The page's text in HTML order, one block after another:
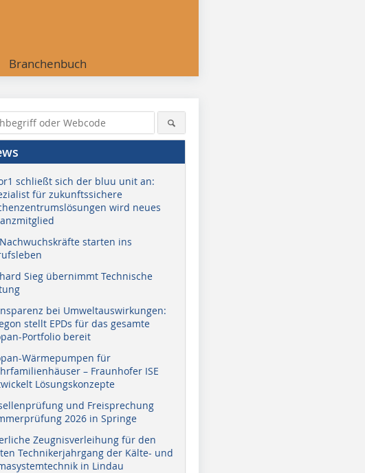
Branchenbuch
schließt sich der bluu unit an:
für zukunftssichere
wird neues
starten ins
Sieg übernimmt Technische
bei Umweltauswirkungen:
stellt EPDs für das gesamte
Portfolio bereit
Wärmepumpen für
– Fraunhofer ISE
Lösungskonzepte
und Freisprechung
2026 in Springe
Zeugnisverleihung für den
Technikerjahrgang der Kälte- und
in Lindau